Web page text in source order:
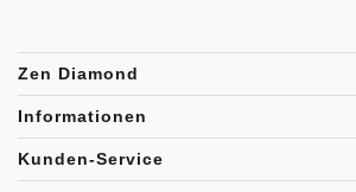
Zen Diamond
Informationen
Kunden-Service